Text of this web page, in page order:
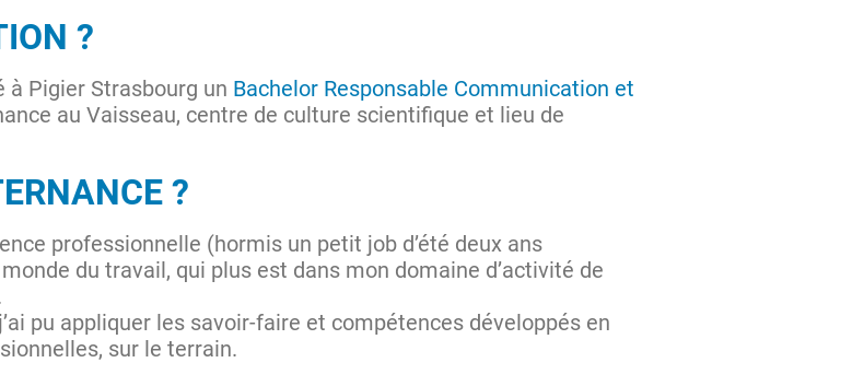
?
à Pigier Strasbourg un Bachelor Responsable Communication et
au Vaisseau, centre de culture scientifique et lieu de
?
professionnelle (hormis un petit job d’été deux ans
du travail, qui plus est dans mon domaine d’activité de
pu appliquer les savoir-faire et compétences développés en
sur le terrain.